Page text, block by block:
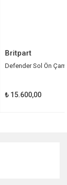
Britpart
Defender Sol Ön
₺ 15.600,00